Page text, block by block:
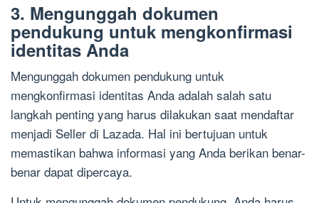
3. Mengunggah dokumen
pendukung untuk mengkonfirmasi
identitas Anda
Mengunggah dokumen pendukung untuk
mengkonfirmasi identitas Anda adalah salah satu
langkah penting yang harus dilakukan saat mendaftar
menjadi Seller di Lazada. Hal ini bertujuan untuk
memastikan bahwa informasi yang Anda berikan benar-
benar dapat dipercaya.